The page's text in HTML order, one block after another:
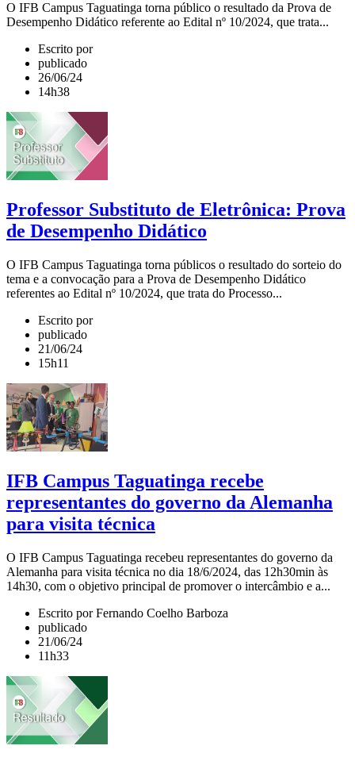
O IFB Campus Taguatinga torna público o resultado da Prova de
Desempenho Didático referente ao Edital nº 10/2024, que trata...
Escrito por
publicado
26/06/24
14h38
Professor Substituto de Eletrônica: Prova
de Desempenho Didático
O IFB Campus Taguatinga torna públicos o resultado do sorteio do
tema e a convocação para a Prova de Desempenho Didático
referentes ao Edital nº 10/2024, que trata do Processo...
Escrito por
publicado
21/06/24
15h11
IFB Campus Taguatinga recebe
representantes do governo da Alemanha
para visita técnica
O IFB Campus Taguatinga recebeu representantes do governo da
Alemanha para visita técnica no dia 18/6/2024, das 12h30min às
14h30, com o objetivo principal de promover o intercâmbio e a...
Escrito por Fernando Coelho Barboza
publicado
21/06/24
11h33